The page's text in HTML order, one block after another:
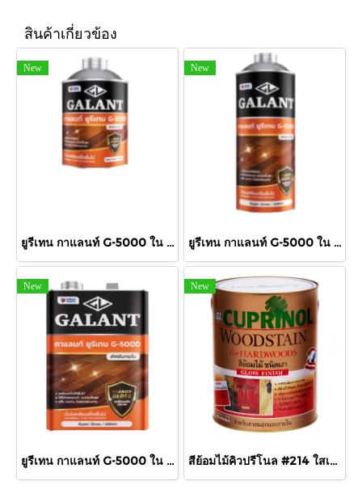
สินค้าเกี่ยวข้อง
New
ยูรีเทน กาแลนท์ G-5000 ใน 460cc.
New
ยูรีเทน กาแลนท์ G-5000 ใน 875cc.
New
ยูรีเทน กาแลนท์ G-5000 ใน กล.
New
สีย้อมไม้คิวปรีโนล #214 ใสเงา 1/4 กล.